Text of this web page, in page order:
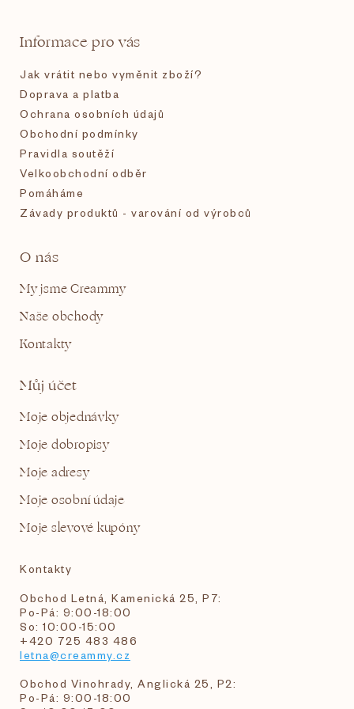
Informace pro vás
Jak vrátit nebo vyměnit zboží?
Doprava a platba
Ochrana osobních údajů
Obchodní podmínky
Pravidla soutěží
Velkoobchodní odběr
Pomáháme
Závady produktů - varování od výrobců
O nás
My jsme Creammy
Naše obchody
Kontakty
Můj účet
Moje objednávky
Moje dobropisy
Moje adresy
Moje osobní údaje
Moje slevové kupóny
Kontakty
Obchod Letná, Kamenická 25, P7:
Po-Pá: 9:00-18:00
So: 10:00-15:00
+420 725 483 486
letna@creammy.cz
Obchod Vinohrady, Anglická 25, P2:
Po-Pá: 9:00-18:00